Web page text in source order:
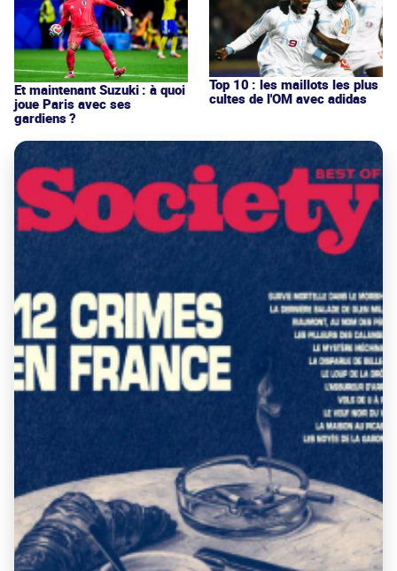
Et maintenant Suzuki : à quoi
joue Paris avec ses
gardiens ?
Top 10 : les maillots les plus
cultes de l'OM avec adidas